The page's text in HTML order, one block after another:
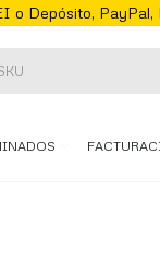
o Depósito,